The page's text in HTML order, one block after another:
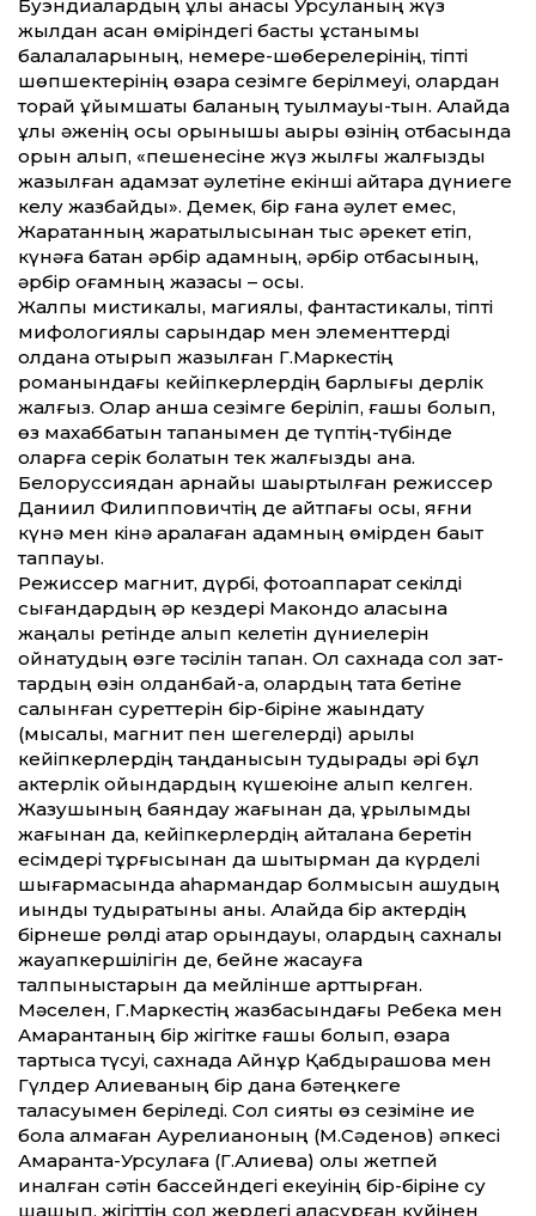
Буэндиалардың ұлы анасы Урсуланың жүз
жылдан асқан өміріндегі басты ұстанымы
балалаларының, немере-шөберелерінің, тіпті
шөпшектерінің өзара сезімге берілмеуі, олардан
торай құйымшақты баланың туылмауы-тын. Алайда
ұлы әженің осы қорқынышы ақыры өзінің отбасында
орын алып, «пешенесіне жүз жылғы жалғыздық
жазылған адамзат әулетіне екінші қайтара дүниеге
келу жазбайды». Демек, бір ғана әулет емес,
Жаратқанның жаратылысынан тыс әрекет етіп,
күнәға батқан әрбір адамның, әрбір отбасының,
әрбір қоғамның жазасы – осы.
Жалпы мистикалық, магиялық, фантастикалық, тіпті
мифологиялық сарындар мен элемент­терді
қолдана отырып жазылған Г.Маркестің
романындағы кейіпкерлердің барлығы дерлік
жалғыз. Олар қанша сезімге беріліп, ғашық болып,
өз махаббатын тапқанымен де түптің-түбінде
оларға серік болатын тек жалғыздық қана.
Белоруссиядан арнайы шақыртылған режиссер
Даниил Филипповичтің де айтпағы осы, яғни
күнә мен кінә арқалаған адамның өмірден бақыт
таппауы.
Режиссер магнит, дүрбі, фото­аппарат секілді
сығандардың әр кездері Макондо қаласына
жаңалық ретінде алып келетін дүниелерін
ойнатудың өзге тәсілін тапқан. Ол сахнада сол зат­
тардың өзін қолданбай-ақ, олардың тақта бетіне
салынған сурет­терін бір-біріне жақындату
(мысалы, магнит пен шегелерді) арқылы
кейіпкерлердің таңданысын тудырады әрі бұл
актерлік ойындардың күшеюіне алып келген.
Жазушының баяндау жағынан да, құрылымдық
жағынан да, кейіпкерлердің қайталана беретін
есімдері тұрғысынан да шытырман да күрделі
шығармасында қаһармандар болмысын ашудың
қиындық тудыратыны анық. Алайда бір актердің
бірнеше рөлді қатар орындауы, олардың сахналық
жауапкершілігін де, бейне жасауға
талпыныстарын да мейлінше арт­тырған.
Мәселен, Г.Маркестің жазбасындағы Ребека мен
Амарантаның бір жігітке ғашық болып, өзара
тартысқа түсуі, сахнада Айнұр Қабдырашова мен
Гүлдер Алиеваның бір дана бәтеңкеге
таласуымен беріледі. Сол сияқты өз сезіміне ие
бола алмаған Аурелианоның (М.Сәденов) әпкесі
Амаранта-Урсулаға (Г.Алиева) қолы жетпей
қиналған сәтін бассейндегі екеуінің бір-біріне су
шашып, жігіт­тің сол жердегі аласұрған күйінен